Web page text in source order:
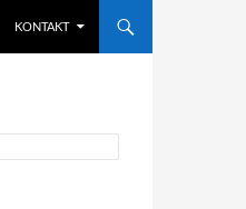
KONTAKT